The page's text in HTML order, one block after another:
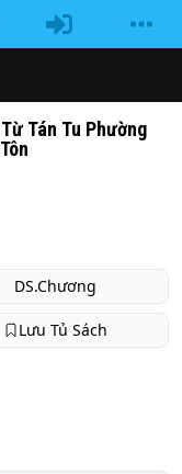
Tán Tu Phường
DS.Chương
Lưu Tủ Sách